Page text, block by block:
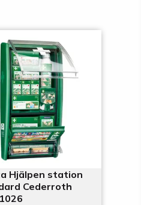
Hjälpen station
Cederroth